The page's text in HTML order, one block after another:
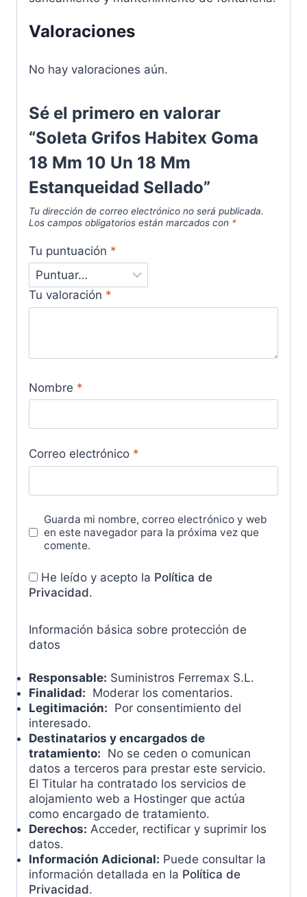
Valoraciones
No hay valoraciones aún.
Sé el primero en valorar
“Soleta Grifos Habitex Goma
18 Mm 10 Un 18 Mm
Estanqueidad Sellado”
Tu dirección de correo electrónico no será publicada.
Los campos obligatorios están marcados con *
Tu puntuación *
Tu valoración *
Nombre *
Correo electrónico *
Guarda mi nombre, correo electrónico y web
en este navegador para la próxima vez que
comente.
He leído y acepto la Política de
Privacidad.
Información básica sobre protección de
datos
Responsable: Suministros Ferremax S.L.
Finalidad: Moderar los comentarios.
Legitimación: Por consentimiento del
interesado.
Destinatarios y encargados de
tratamiento: No se ceden o comunican
datos a terceros para prestar este servicio.
El Titular ha contratado los servicios de
alojamiento web a Hostinger que actúa
como encargado de tratamiento.
Derechos: Acceder, rectificar y suprimir los
datos.
Información Adicional: Puede consultar la
información detallada en la Política de
Privacidad.